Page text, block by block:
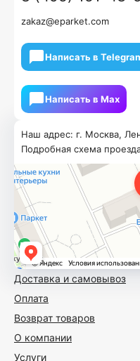
Доставка и самовывоз
Оплата
Возврат товаров
О компании
Услуги
Наш адрес: г. Москва,
Подробная схема
zakaz@eparket.com
Написать в
Написать в Мах